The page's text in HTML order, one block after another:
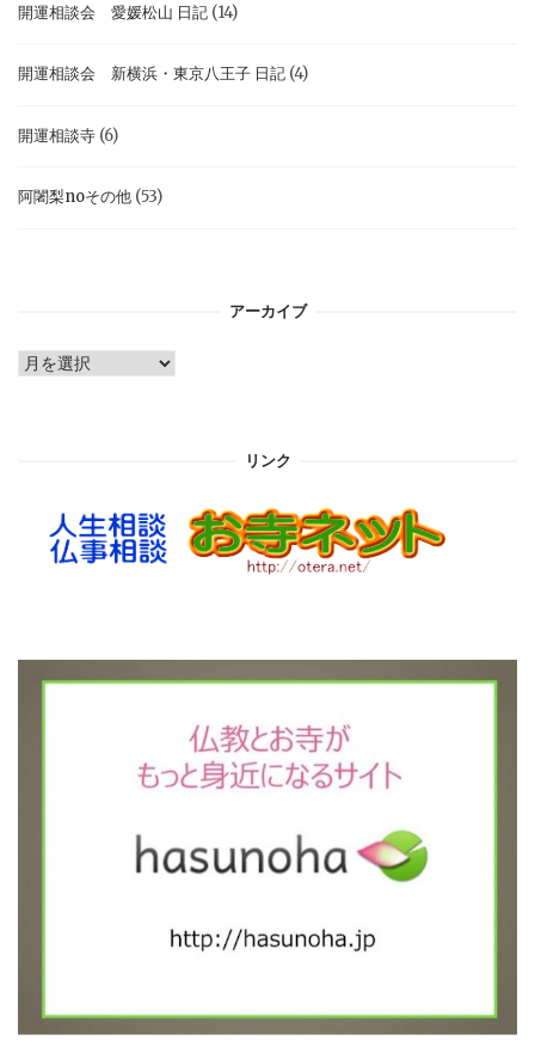
開運相談会 愛媛松山 日記 (14)
開運相談会 新横浜・東京八王子 日記 (4)
開運相談寺 (6)
阿闍梨noその他 (53)
アーカイブ
ア
リンク